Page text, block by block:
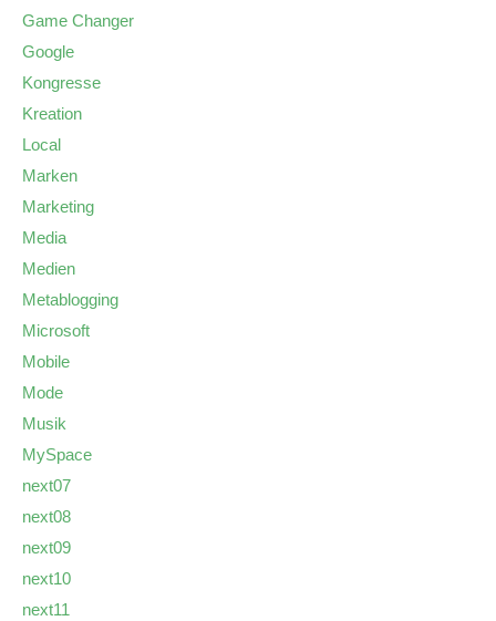
Game Changer
Google
Kongresse
Kreation
Local
Marken
Marketing
Media
Medien
Metablogging
Microsoft
Mobile
Mode
Musik
MySpace
next07
next08
next09
next10
next11